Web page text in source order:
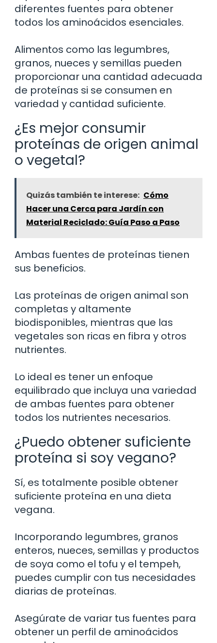
diferentes fuentes para obtener
todos los aminoácidos esenciales.
Alimentos como las legumbres,
granos, nueces y semillas pueden
proporcionar una cantidad adecuada
de proteínas si se consumen en
variedad y cantidad suficiente.
¿Es mejor consumir
proteínas de origen animal
o vegetal?
Quizás también te interese: Cómo
Hacer una Cerca para Jardín con
Material Reciclado: Guía Paso a Paso
Ambas fuentes de proteínas tienen
sus beneficios.
Las proteínas de origen animal son
completas y altamente
biodisponibles, mientras que las
vegetales son ricas en fibra y otros
nutrientes.
Lo ideal es tener un enfoque
equilibrado que incluya una variedad
de ambas fuentes para obtener
todos los nutrientes necesarios.
¿Puedo obtener suficiente
proteína si soy vegano?
Sí, es totalmente posible obtener
suficiente proteína en una dieta
vegana.
Incorporando legumbres, granos
enteros, nueces, semillas y productos
de soya como el tofu y el tempeh,
puedes cumplir con tus necesidades
diarias de proteínas.
Asegúrate de variar tus fuentes para
obtener un perfil de aminoácidos